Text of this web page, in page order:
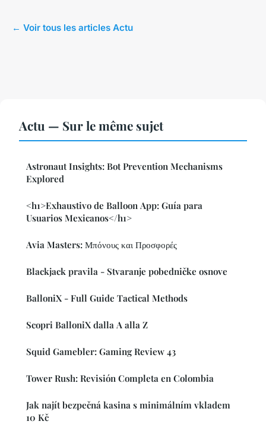
← Voir tous les articles Actu
Actu — Sur le même sujet
Astronaut Insights: Bot Prevention Mechanisms
Explored
<h1>Exhaustivo de Balloon App: Guía para
Usuarios Mexicanos</h1>
Avia Masters: Μπόνους και Προσφορές
Blackjack pravila - Stvaranje pobedničke osnove
BalloniX - Full Guide Tactical Methods
Scopri BalloniX dalla A alla Z
Squid Gamebler: Gaming Review 43
Tower Rush: Revisión Completa en Colombia
Jak najít bezpečná kasina s minimálním vkladem
10 Kč